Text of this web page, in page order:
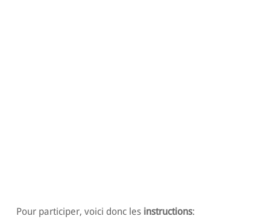
Pour participer, voici donc les instructions: